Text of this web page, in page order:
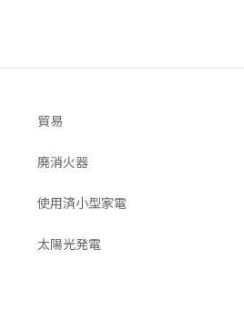
貿易
廃消火器
使用済小型家電
太陽光発電